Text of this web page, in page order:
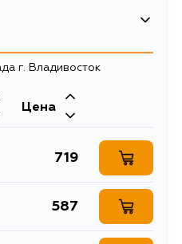
0.165
Сайлентблок задней
продольной тяги
Сайлентблок задней
продольной тяги
Двигатель
B12,
QR20DE
г. Владивосток
Цена
719
587